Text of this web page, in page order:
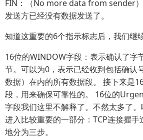
FIN：（No more data from sender
发送方已经没有数据发送了。
知道这重要的6个指示标志后，我们继续
16位的WINDOW字段：表示确认了字
节。可以为0，表示已经收到包括确认
数据）在内的所有数据段。 接下来是
段，用来确保可靠性的。 16位的
字段我们这里不解释了。不然太多了
进入比较重要的一部分：TCP连接握
地分为三步。